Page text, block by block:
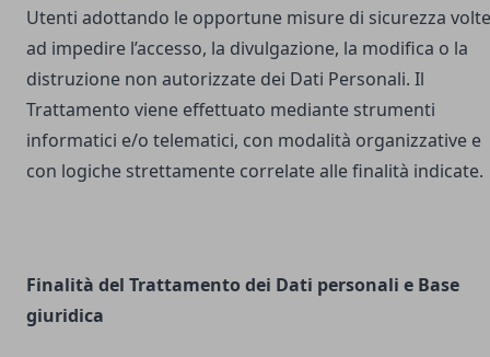
Utenti adottando le opportune misure di sicurezza volte
ad impedire l’accesso, la divulgazione, la modifica o la
distruzione non autorizzate dei Dati Personali. Il
Trattamento viene effettuato mediante strumenti
informatici e/o telematici, con modalità organizzative e
con logiche strettamente correlate alle finalità indicate.
Finalità del Trattamento dei Dati personali e Base
giuridica